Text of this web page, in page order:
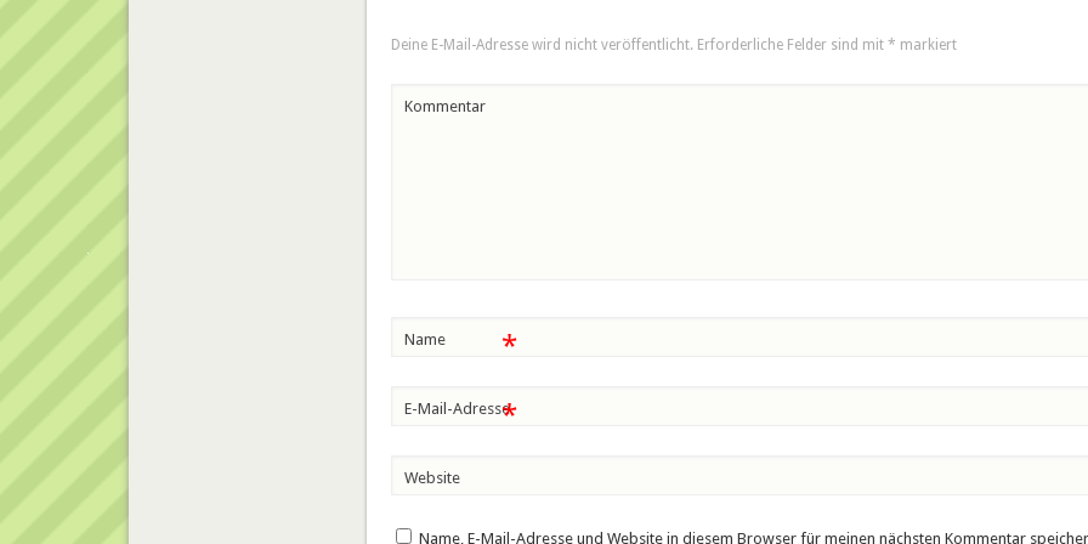
Deine E-Mail-Adresse wird nicht veröffentlicht. Erforderliche Felder sind mit* markiert
Kommentar
Name *
E-Mail-Adresse*
Website
Name, E-Mail-Adresse und Website in diesem Browser für meinen nächsten Kommentar